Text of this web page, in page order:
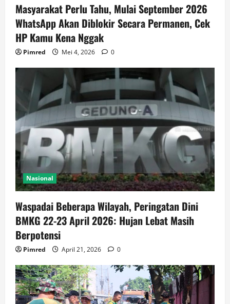
Masyarakat Perlu Tahu, Mulai September 2026
WhatsApp Akan Diblokir Secara Permanen, Cek
HP Kamu Kena Nggak
Pimred Mei 4, 2026 0
Nasional
Waspadai Beberapa Wilayah, Peringatan Dini
BMKG 22-23 April 2026: Hujan Lebat Masih
Berpotensi
Pimred April 21, 2026 0